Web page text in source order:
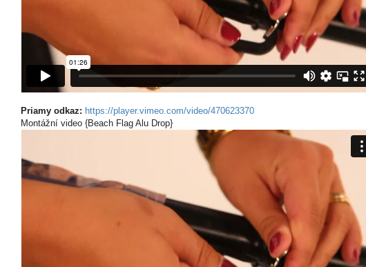
Priamy odkaz: https://player.vimeo.com/video/470623370
Montážní video {Beach Flag Alu Drop}